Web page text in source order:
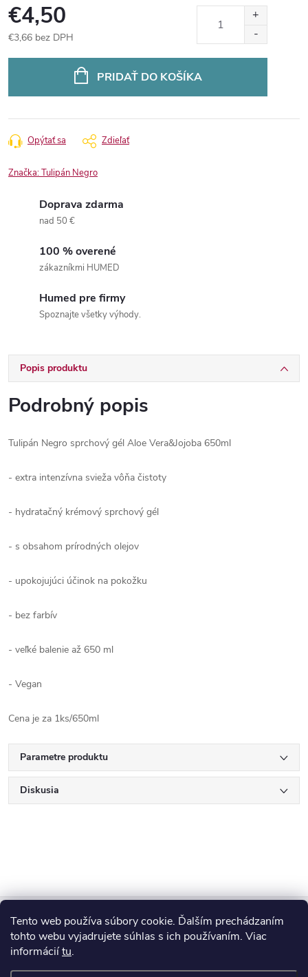
Tento web používa súbory cookie. Ďalším prechádzaním
tohto webu vyjadrujete súhlas s ich používaním. Viac
informáciítu.
€4,50
€3,66 bez DPH
PRIDAŤ DO KOŠÍKA
Opýtať sa Zdieľať
Značka:Tulipán Negro
Doprava zdarma
nad 50 €
100 % overené
zákazníkmi HUMED
Humed pre firmy
Spoznajte všetky výhody.
Popis produktu
Podrobný popis
Tulipán Negro sprchový gél Aloe Vera&Jojoba 650ml
- extra intenzívna svieža vôňa čistoty
- hydratačný krémový sprchový gél
- s obsahom prírodných olejov
- upokojujúci účinok na pokožku
- bez farbív
- veľké balenie až 650 ml
- Vegan
Cena je za 1ks/650ml
Parametre produktu
Diskusia
Z
áBlog
Informácie pre vás